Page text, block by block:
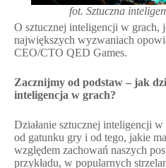
fot. Sztuczna
O sztucznej inteligencji w grach,
największych wyzwaniach
CEO/CTO QED Games.
Zacznijmy od podstaw – jak
inteligencja w grach?
Działanie sztucznej inteligencji
od gatunku gry i od tego, jakie
względem zachowań naszych
przykładu, w popularnych